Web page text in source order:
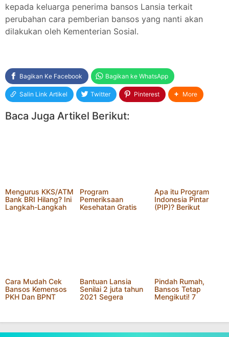
kepada keluarga penerima bansos Lansia terkait
perubahan cara pemberian bansos yang nanti akan
dilakukan oleh Kementerian Sosial.
Bagikan Ke Facebook Bagikan ke WhatsApp
Salin Link Artikel Twitter Pinterest More
Baca Juga Artikel Berikut:
Mengurus KKS/ATM
Bank BRI Hilang? Ini
Langkah-Langkah
Program
Pemeriksaan
Kesehatan Gratis
Apa itu Program
Indonesia Pintar
(PIP)? Berikut
Cara Mudah Cek
Bansos Kemensos
PKH Dan BPNT
Bantuan Lansia
Senilai 2 juta tahun
2021 Segera
Pindah Rumah,
Bansos Tetap
Mengikuti! 7